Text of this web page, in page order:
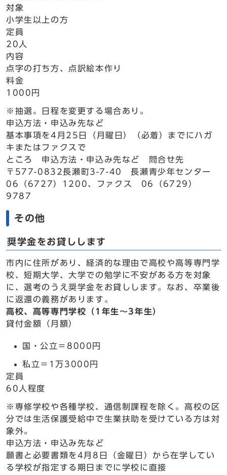
対象
小学生以上の方
定員
20人
内容
点字の打ち方、点訳絵本作り
料金
1000円
※抽選。日程を変更する場合あり。
申込方法・申込み先など
基本事項を4月25日（月曜日）（必着）までにハガ
キまたはファクスで
ところ 申込方法・申込み先など 問合せ先
〒577-0832長瀬町3-7-40 長瀬青少年センター
06（6727）1200、ファクス 06（6729）
9787
その他
奨学金をお貸しします
市内に住所があり、経済的な理由で高校や高等専門学
校、短期大学、大学での勉学に不安がある方を対象
に、選考のうえ奨学金をお貸しします。なお、卒業後
に返還の義務があります。
高校、高等専門学校（1年生～3年生）
貸付金額（月額）
国・公立＝8000円
私立＝1万3000円
定員
60人程度
※専修学校や各種学校、通信制課程を除く。高校の区
分では生活保護受給中で生業扶助を受けている方は対
象外。
申込方法・申込み先など
願書と必要書類を4月8日（金曜日）から在学してい
る学校が指定する期日までに学校に直接